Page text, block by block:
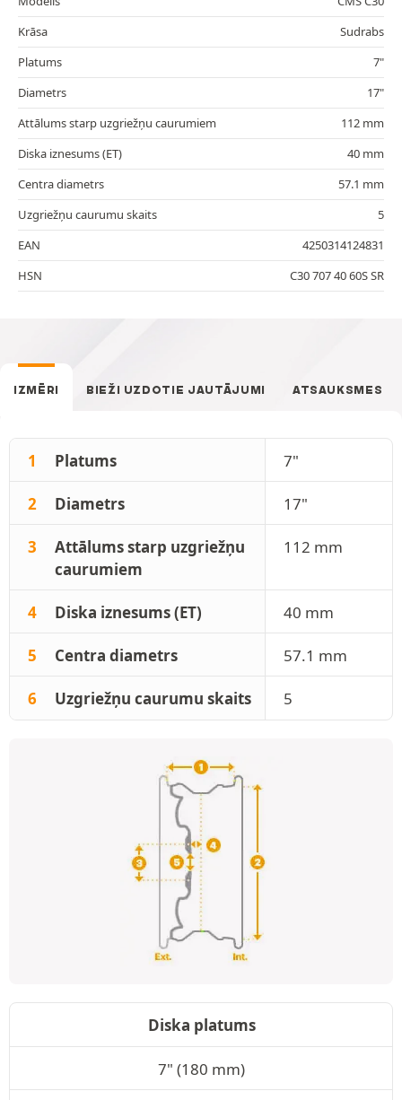
Krāsa
Sudrabs
Platums
7"
Diametrs
17"
Attālums starp uzgriežņu caurumiem
112 mm
Diska iznesums (ET)
40 mm
Centra diametrs
57.1 mm
Uzgriežņu caurumu skaits
5
EAN
4250314124831
HSN
C30 707 40 60S SR
IZMĒRI BIEŽI UZDOTIE JAUTĀJUMI ATSAUKSMES
1 Platums 7"
2 Diametrs 17"
3
Attālums starp uzgriežņu
caurumiem
112 mm
4 Diska iznesums (ET) 40 mm
5 Centra diametrs 57.1 mm
6 Uzgriežņu caurumu skaits 5
Diska platums
7" (180 mm)